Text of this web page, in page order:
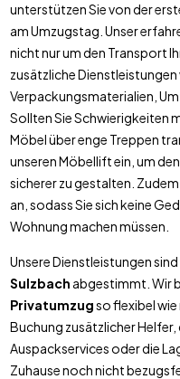
unterstützen Sie von der
am Umzugstag. Unser
nicht nur um den Transport
zusätzliche
Verpackungsmaterialien,
Sollten Sie Schwierigkeiten
Möbel über enge Treppen
unseren Möbellift ein, um den
sicherer zu gestalten.
an, sodass Sie sich keine
Wohnung machen müssen.
Unsere Dienstleistungen
Sulzbach abgestimmt. Wir
Privatumzugso flexibel
Buchung zusätzlicher
Auspackservices oder die
Zuhause noch nicht